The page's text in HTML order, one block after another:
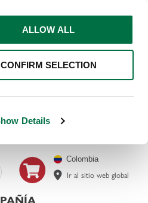
Details
ALLOW ALL
CONFIRM SELECTION
Colombia
Ir al sitio web global